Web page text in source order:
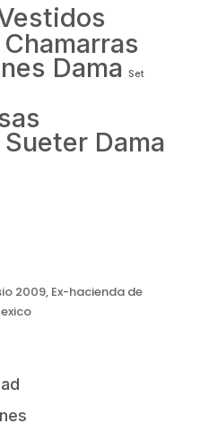
Chamarras
Dama Set
Sueter Dama
2009, Ex-hacienda de